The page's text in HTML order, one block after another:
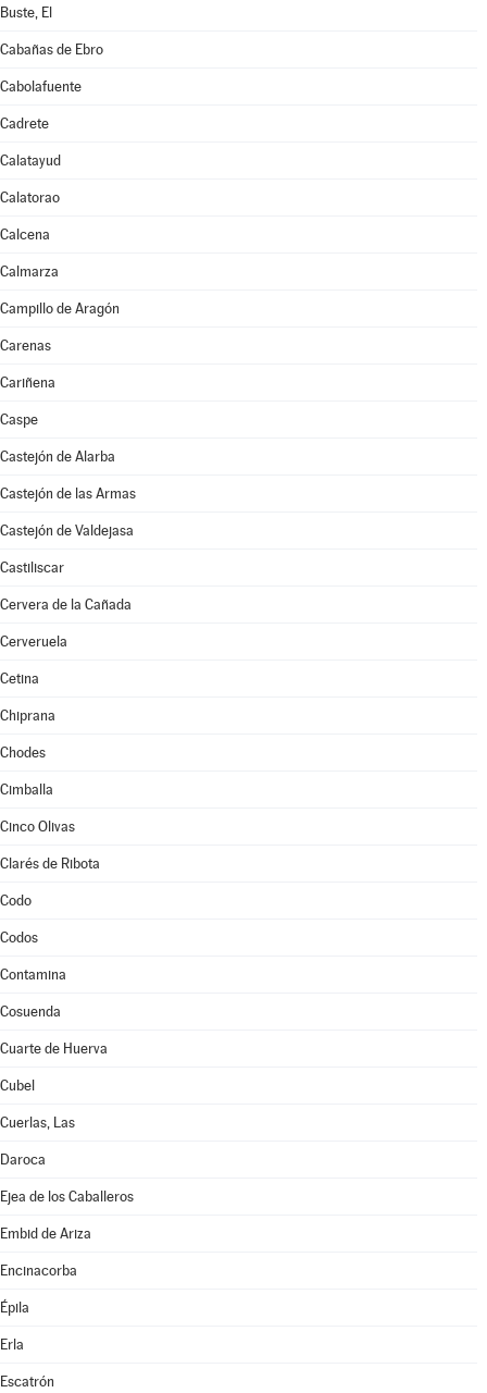
Buste, El
Cabañas de Ebro
Cabolafuente
Cadrete
Calatayud
Calatorao
Calcena
Calmarza
Campillo de Aragón
Carenas
Cariñena
Caspe
Castejón de Alarba
Castejón de las Armas
Castejón de Valdejasa
Castiliscar
Cervera de la Cañada
Cerveruela
Cetina
Chiprana
Chodes
Cimballa
Cinco Olivas
Clarés de Ribota
Codo
Codos
Contamina
Cosuenda
Cuarte de Huerva
Cubel
Cuerlas, Las
Daroca
Ejea de los Caballeros
Embid de Ariza
Encinacorba
Épila
Erla
Escatrón